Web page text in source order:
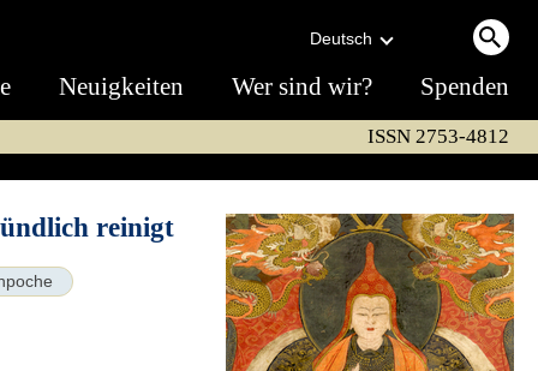
Deutsch
Neuigkeiten Wer sind wir? Spenden
ISSN 2753-4812
reinigt